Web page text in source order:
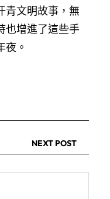
青文明故事，無
也增進了這些手
夜。
NEXT POST